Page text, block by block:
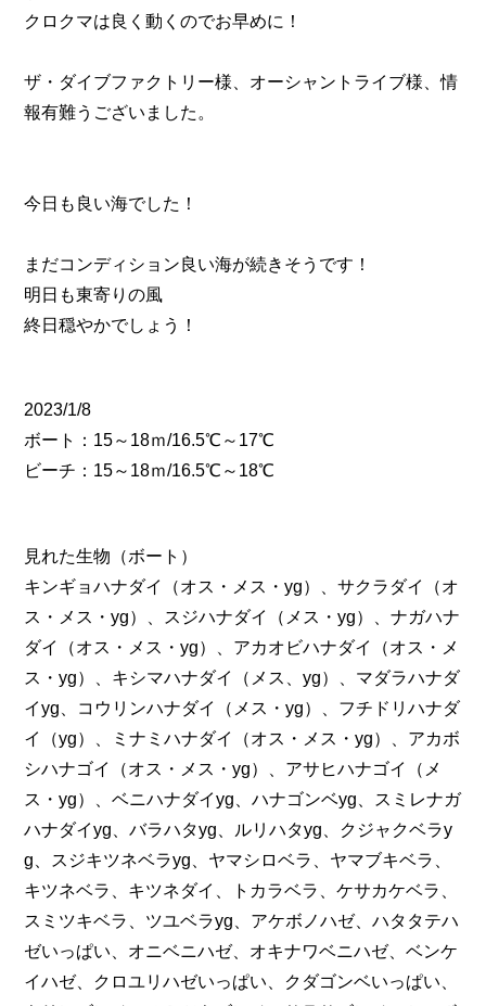
クロクマは良く動くのでお早めに！
ザ・ダイブファクトリー様、オーシャントライブ様、情
報有難うございました。
今日も良い海でした！
まだコンディション良い海が続きそうです！
明日も東寄りの風
終日穏やかでしょう！
2023/1/8
ボート：15～18ｍ/16.5℃～17℃
ビーチ：15～18ｍ/16.5℃～18℃
見れた生物（ボート）
キンギョハナダイ（オス・メス・yg）、サクラダイ（オ
ス・メス・yg）、スジハナダイ（メス・yg）、ナガハナ
ダイ（オス・メス・yg）、アカオビハナダイ（オス・メ
ス・yg）、キシマハナダイ（メス、yg）、マダラハナダ
イyg、コウリンハナダイ（メス・yg）、フチドリハナダ
イ（yg）、ミナミハナダイ（オス・メス・yg）、アカボ
シハナゴイ（オス・メス・yg）、アサヒハナゴイ（メ
ス・yg）、ベニハナダイyg、ハナゴンベyg、スミレナガ
ハナダイyg、バラハタyg、ルリハタyg、クジャクベラy
g、スジキツネベラyg、ヤマシロベラ、ヤマブキベラ、
キツネベラ、キツネダイ、トカラベラ、ケサカケベラ、
スミツキベラ、ツユベラyg、アケボノハゼ、ハタタテハ
ゼいっぱい、オニベニハゼ、オキナワベニハゼ、ベンケ
イハゼ、クロユリハゼいっぱい、クダゴンベいっぱい、